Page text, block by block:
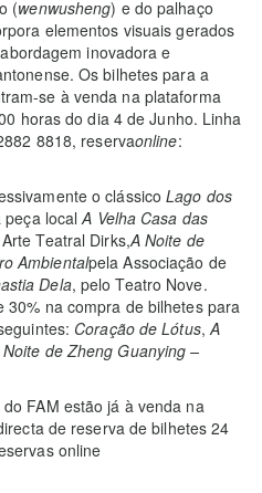
(wenwusheng) e do palhaço
elementos visuais gerados
inovadora e
Os bilhetes para a
se à venda na plataforma
horas do dia 4 de Junho. Linha
8818, reservaonline:
o clássico Lago dos
peça localA Velha Casa das
Teatral Dirks,A Noite de
Ambientalpela Associação de
Dela, pelo Teatro Nove.
30% na compra de bilhetes para
Coração de Lótus, A
Noite de Zheng Guanying –
FAM estão já à venda na
de reserva de bilhetes 24
online